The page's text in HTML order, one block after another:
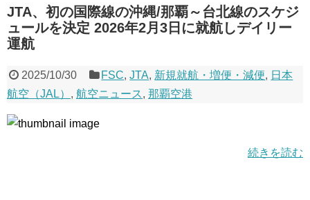
JTA、初の国際線の沖縄/那覇～台北線のスケジ
ュールを決定 2026年2月3日に就航しデイリー
運航
2025/10/30 FSC,JTA, 新規就航・増便・減便, 日本
航空（JAL） , 航空ニュース, 那覇空港
続きを読む